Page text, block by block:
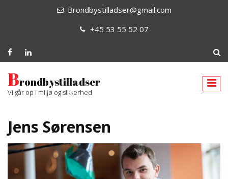
Brondbystilladser@gmail.com
+45 53 55 52 07
Brøndbystilladser
Vi går op i miljø og sikkerhed
Jens Sørensen